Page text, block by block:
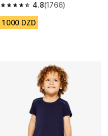
4.8
4.8 out of 5 stars from 1766
(1766)
1 000 DZD